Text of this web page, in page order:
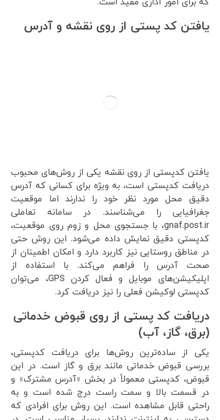
یافتن کد پستی از روی نقشه و آدرس
یافتن کدپستی از روی نقشه یکی از روش‌های محبوب
دریافت کدپستی است، به ویژه برای کسانی که آدرس
دقیق محل مورد نظر خود را ندارند اما موقعیت
جغرافیایی را می‌شناسند. در سامانه تعاملی
gnaf.post.ir، با جستجوی محل و زوم روی موقعیت،
کدپستی دقیق نمایش داده می‌شود. این روش حتی
در مناطق روستایی نیز کاربرد دارد و امکان اطمینان از
صحت آدرس را فراهم می‌کند. با استفاده از
اپلیکیشن‌های موبایل و فعال کردن GPS، می‌توان
کدپستی لوکیشن فعلی را نیز دریافت کرد.
دریافت کد پستی از روی قبوض خدماتی
(برق، گاز، آب)
یکی از ساده‌ترین روش‌ها برای دریافت کدپستی،
بررسی قبوض خدماتی مانند برق و گاز است. در این
قبوض، کدپستی معمولاً در بخش «آدرس مشترک» و
در قسمت بالا و سمت راست درج شده است و به
راحتی قابل مشاهده است. این روش برای افرادی که